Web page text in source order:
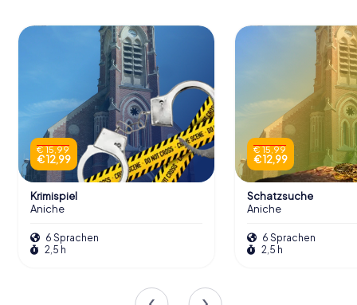
€ 15,99
€ 12,99
Krimispiel
Aniche
6 Sprachen
2,5 h
€ 15,99
€ 12,99
Schatzsuche
Aniche
6 Sprachen
2,5 h